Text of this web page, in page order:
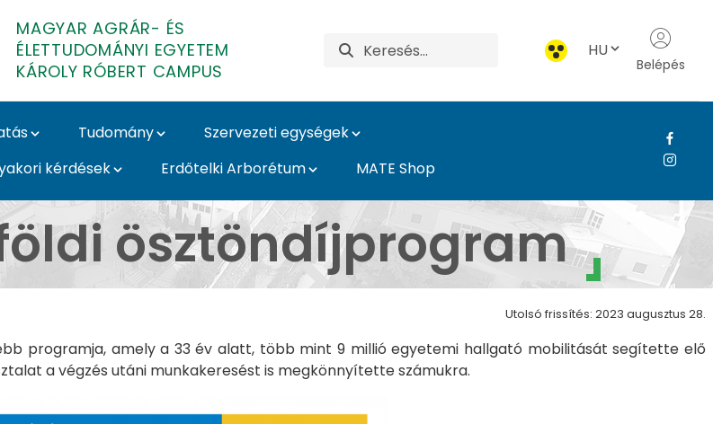
MAGYAR AGRÁR- ÉS
ÉLETTUDOMÁNYI EGYETEM
KÁROLY RÓBERT CAMPUS
HU
Belépés
Tudomány
Szervezeti egységek
kérdések Erdőtelki Arborétum MATE Shop
- Károly Róbert Campus
ösztöndíjprogram
Utolsó frissítés: 2023 augusztus 28.
programja, amely a 33 év alatt, több mint 9 millió egyetemi hallgató mobilitását segítette elő
a végzés utáni munkakeresést is megkönnyítette számukra.